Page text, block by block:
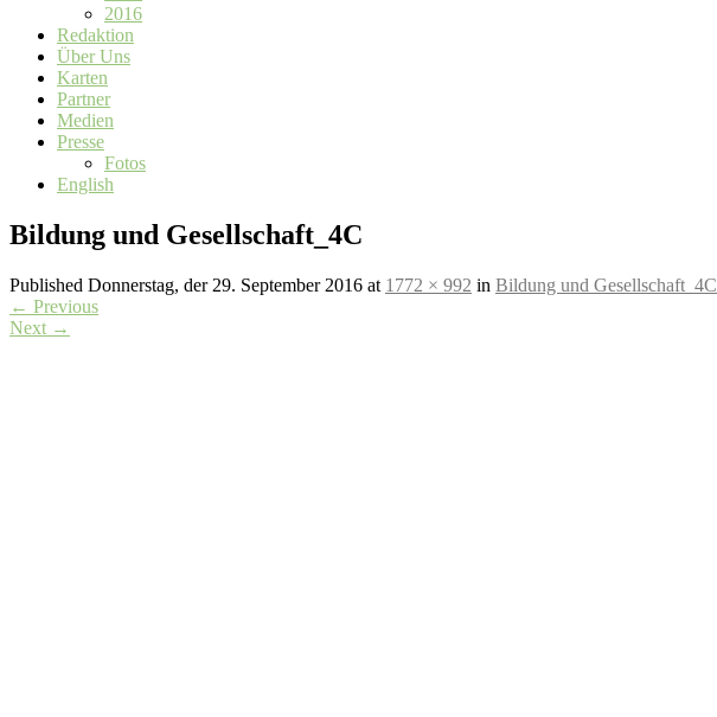
2016
Redaktion
Über Uns
Karten
Partner
Medien
Presse
Fotos
English
Bildung und Gesellschaft_4C
Published Donnerstag, der 29. September 2016 at 1772 × 992 in Bildung und Gesellschaft_4C
← Previous
Next →